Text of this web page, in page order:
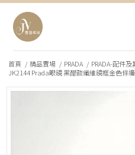
首頁 / 精品賣場 / PRADA / PRADA-配件及
JK2144 Prada眼鏡 黑醋酸纖維鏡框金色條